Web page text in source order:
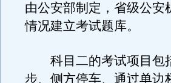
由公安部制定，省级公
情况建立考试题库。
科目二的考试项目包
步、侧方停车、通过单